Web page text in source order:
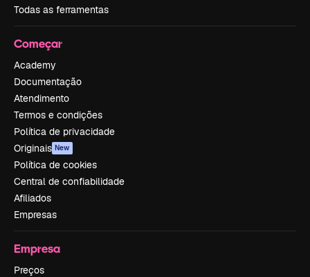
Todas as ferramentas
Começar
Academy
Documentação
Atendimento
Termos e condições
Política de privacidade
Originais New
Política de cookies
Central de confiabilidade
Afiliados
Empresas
Empresa
Preços